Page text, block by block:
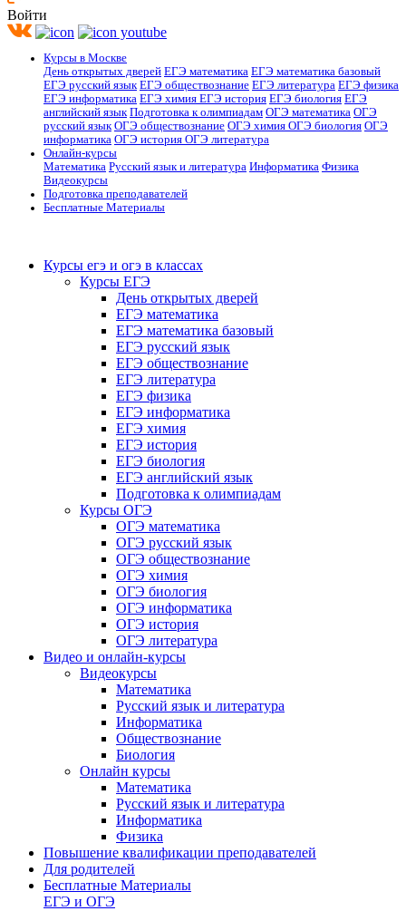
Войти
Курсы в Москве
День открытых дверей ЕГЭ математика ЕГЭ математика базовый
ЕГЭ русский язык ЕГЭ обществознание ЕГЭ литература ЕГЭ физика
ЕГЭ информатика ЕГЭ химия ЕГЭ история ЕГЭ биология ЕГЭ
английский язык Подготовка к олимпиадам ОГЭ математика ОГЭ
русский язык ОГЭ обществознание ОГЭ химия ОГЭ биология ОГЭ
информатика ОГЭ история ОГЭ литература
Онлайн-курсы
Математика Русский язык и литература Информатика Физика
Видеокурсы
Подготовка преподавателей
Бесплатные Материалы
Курсы егэ и огэ в классах
Курсы ЕГЭ
День открытых дверей
ЕГЭ математика
ЕГЭ математика базовый
ЕГЭ русский язык
ЕГЭ обществознание
ЕГЭ литература
ЕГЭ физика
ЕГЭ информатика
ЕГЭ химия
ЕГЭ история
ЕГЭ биология
ЕГЭ английский язык
Подготовка к олимпиадам
Курсы ОГЭ
ОГЭ математика
ОГЭ русский язык
ОГЭ обществознание
ОГЭ химия
ОГЭ биология
ОГЭ информатика
ОГЭ история
ОГЭ литература
Видео и онлайн-курсы
Видеокурсы
Математика
Русский язык и литература
Информатика
Обществознание
Биология
Онлайн курсы
Математика
Русский язык и литература
Информатика
Физика
Повышение квалификации преподавателей
Для родителей
Бесплатные Материалы
ЕГЭ и ОГЭ